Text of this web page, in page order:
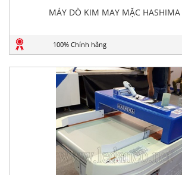
MÁY DÒ KIM MAY MẶC
100% Chính hãng